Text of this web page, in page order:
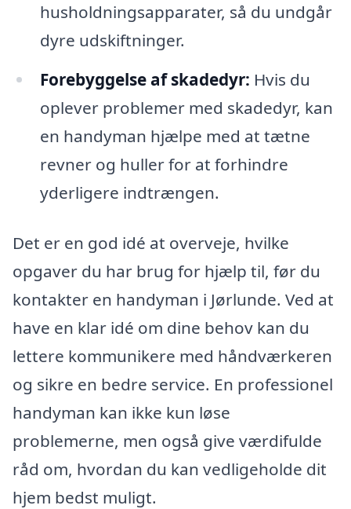
husholdningsapparater, så du undgår
dyre udskiftninger.
Forebyggelse af skadedyr: Hvis du
oplever problemer med skadedyr, kan
en handyman hjælpe med at tætne
revner og huller for at forhindre
yderligere indtrængen.
Det er en god idé at overveje, hvilke
opgaver du har brug for hjælp til, før du
kontakter en handyman i Jørlunde. Ved at
have en klar idé om dine behov kan du
lettere kommunikere med håndværkeren
og sikre en bedre service. En professionel
handyman kan ikke kun løse
problemerne, men også give værdifulde
råd om, hvordan du kan vedligeholde dit
hjem bedst muligt.